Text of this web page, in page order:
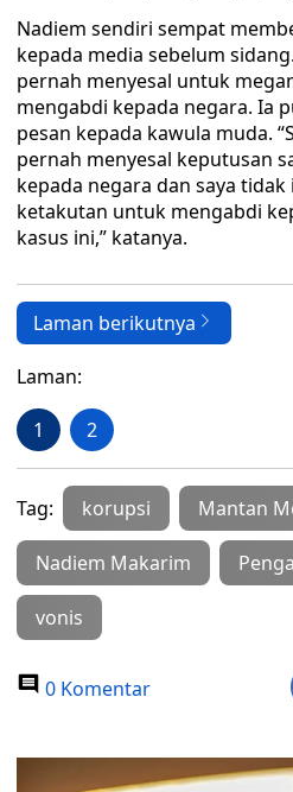
Nadiem sendiri sempat
kepada media sebelum
pernah menyesal untuk
mengabdi kepada negara. Ia
pesan kepada kawula muda.
pernah menyesal keputusan
kepada negara dan saya
ketakutan untuk mengabdi
kasus ini,” katanya.
Laman berikutnya
Laman:
1 2
Tag: korupsi Mantan
Nadiem Makarim
vonis
0 Komentar